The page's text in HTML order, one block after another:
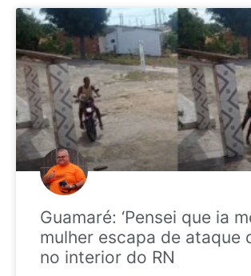
Guamaré: ‘Pensei que ia
mulher escapa de ataque
no interior do RN